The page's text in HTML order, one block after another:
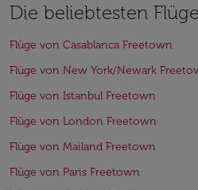
Die beliebtesten
Flüge von Casablanca Freetown
Flüge von New York/Newark
Flüge von Istanbul Freetown
Flüge von London Freetown
Flüge von Mailand Freetown
Flüge von Paris Freetown